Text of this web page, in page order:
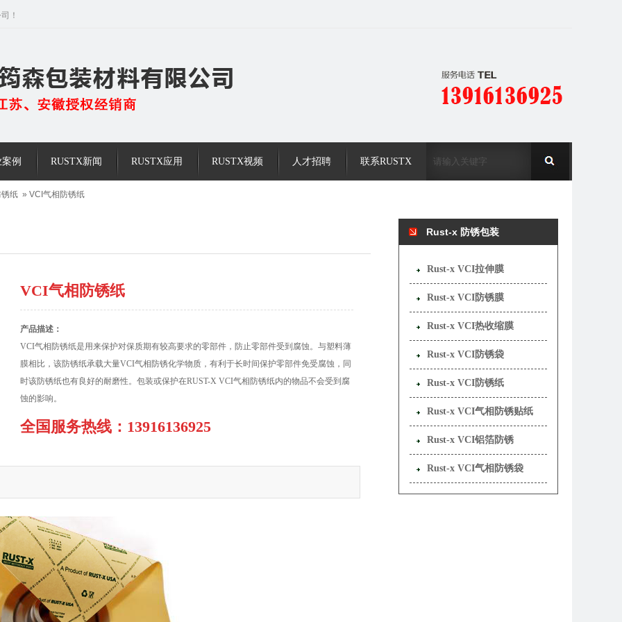
！
例 RUSTX新闻 RUSTX应用 RUSTX视频 人才招聘 联系RUSTX
纸 » VCI气相防锈纸
VCI气相防锈纸
产品描述：
VCI气相防锈纸是用来保护对保质期有较高要求的零部件，防止零部件受到腐蚀。与塑料薄
膜相比，该防锈纸承载大量VCI气相防锈化学物质，有利于长时间保护零部件免受腐蚀，同
时该防锈纸也有良好的耐磨性。包装或保护在RUST-X VCI气相防锈纸内的物品不会受到腐
蚀的影响。
全国服务热线：13916136925
Rust-x 防锈包装
Rust-x VCI拉伸膜
Rust-x VCI防锈膜
Rust-x VCI热收缩膜
Rust-x VCI防锈袋
Rust-x VCI防锈纸
Rust-x VCI气相防锈贴纸
Rust-x VCI铝箔防锈
Rust-x VCI气相防锈袋